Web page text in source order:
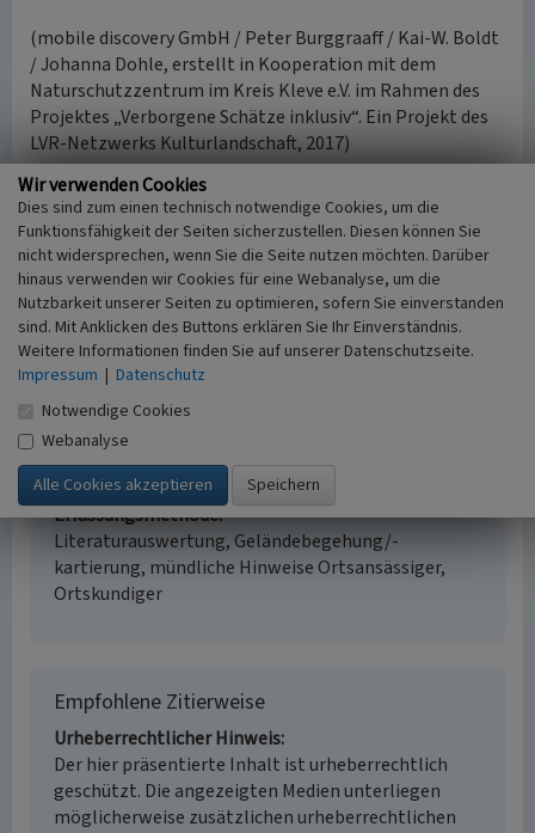
(mobile discovery GmbH / Peter Burggraaff / Kai-W. Boldt
/ Johanna Dohle, erstellt in Kooperation mit dem
Naturschutzzentrum im Kreis Kleve e.V. im Rahmen des
Projektes „Verborgene Schätze inklusiv“. Ein Projekt des
LVR-Netzwerks Kulturlandschaft, 2017)
Siedlung Asperden
Schlagwörter
Siedlung Pappel Baum
Straße / Hausnummer
Grüner Weg
Ort
47574 Goch
Fachsicht(en)
Kulturlandschaftspflege
Erfassungsmaßstab
i.d.R. 1:5.000 (größer als 1:20.000)
Erfassungsmethode
Literaturauswertung, Geländebegehung/-
kartierung, mündliche Hinweise Ortsansässiger,
Ortskundiger
Empfohlene Zitierweise
Urheberrechtlicher Hinweis
Der hier präsentierte Inhalt ist urheberrechtlich
geschützt. Die angezeigten Medien unterliegen
möglicherweise zusätzlichen urheberrechtlichen
Wir verwenden Cookies
Dies sind zum einen technisch notwendige Cookies, um die
Funktionsfähigkeit der Seiten sicherzustellen. Diesen können Sie
nicht widersprechen, wenn Sie die Seite nutzen möchten. Darüber
hinaus verwenden wir Cookies für eine Webanalyse, um die
Nutzbarkeit unserer Seiten zu optimieren, sofern Sie einverstanden
sind. Mit Anklicken des Buttons erklären Sie Ihr Einverständnis.
Weitere Informationen finden Sie auf unserer Datenschutzseite.
Impressum | Datenschutz
Notwendige Cookies
Webanalyse